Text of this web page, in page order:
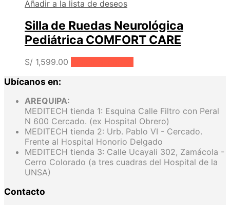
Añadir a la lista de deseos
Silla de Ruedas Neurológica
Pediátrica COMFORT CARE
S/ 1,599.00
Ubícanos en:
AREQUIPA:
MEDITECH tienda 1: Esquina Calle Filtro con Peral
N 600 Cercado. (ex Hospital Obrero)
MEDITECH tienda 2: Urb. Pablo VI - Cercado.
Frente al Hospital Honorio Delgado
MEDITECH tienda 3: Calle Ucayali 302, Zamácola -
Cerro Colorado (a tres cuadras del Hospital de la
UNSA)
Contacto